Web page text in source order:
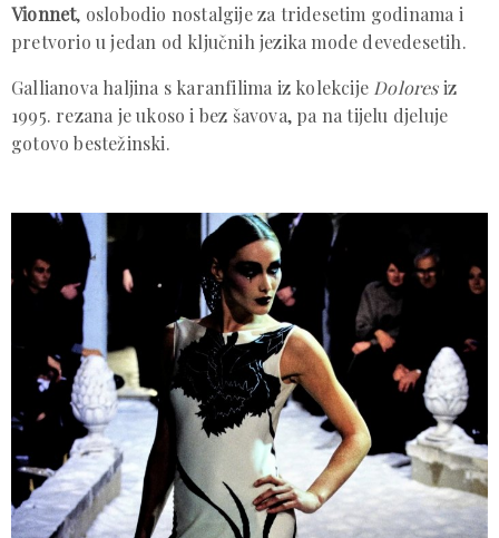
Vionnet, oslobodio nostalgije za tridesetim godinama i
pretvorio u jedan od ključnih jezika mode devedesetih.
Gallianova haljina s karanfilima iz kolekcije Doloresiz
1995. rezana je ukoso i bez šavova, pa na tijelu djeluje
gotovo bestežinski.